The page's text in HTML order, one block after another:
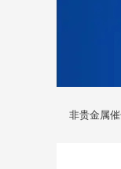
非贵金属催